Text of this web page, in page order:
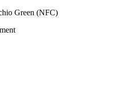
Green (NFC)